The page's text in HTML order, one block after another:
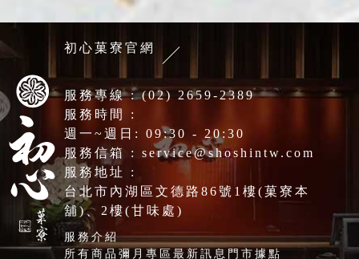
初心菓寮官網
服務專線 :(02) 2659-2389
服務時間 :
週一~週日: 09:30 - 20:30
服務信箱 : service@shoshintw.com
服務地址 :
台北市內湖區文德路86號1樓(菓寮本
舖)、2樓(甘味處)
服務介紹
所有商品 彌月專區 最新訊息 門市據點